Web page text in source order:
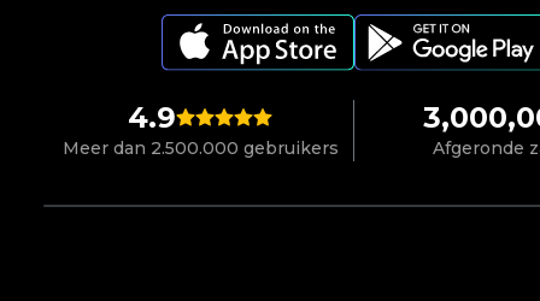
4.9
Meer dan 2.500.000 gebruikers Afgeronde